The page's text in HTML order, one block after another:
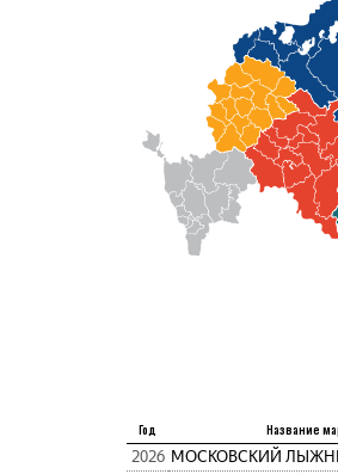
Год Название
2026 МОСКОВСКИЙ